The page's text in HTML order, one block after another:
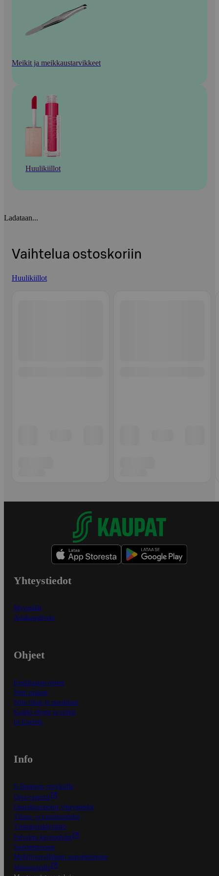
Meikit ja meikkaustarvikkeet
Huulikiillot
Ladataan...
Vaihtelua ostoskoriin
Huulikiillot
Yhteystiedot
Myymälät
Asiakaspalvelu
Ohjeet
Ensitilaajan ohjeet
Näin maksat
Näin tilaat ja muokkaat
Kaikki ohjeet ja vinkit
In English
Info
S-Business yrityksille
Oiva-raportit
Osuuskauppojen yhteystiedot
Tilaus- ja toimitusehdot
Tietosuojakäytäntö
Palvelun käyttöehdot
Saavutettavuus
Mobiilisovelluksen saavutettavuus
Mainostajalle